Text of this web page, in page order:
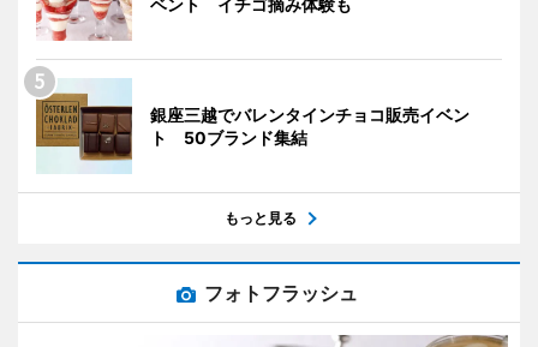
ベント イチゴ摘み体験も
銀座三越でバレンタインチョコ販売イベン
ト 50ブランド集結
もっと見る
フォトフラッシュ